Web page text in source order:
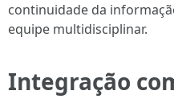
continuidade da
equipe multidisciplinar.
Integração